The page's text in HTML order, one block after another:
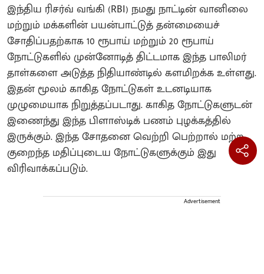
இந்திய ரிசர்வ் வங்கி (RBI) நமது நாட்டின் வானிலை
மற்றும் மக்களின் பயன்பாட்டுத் தன்மையைச்
சோதிப்பதற்காக 10 ரூபாய் மற்றும் 20 ரூபாய்
நோட்டுகளில் முன்னோடித் திட்டமாக இந்த பாலிமர்
தாள்களை அடுத்த நிதியாண்டில் களமிறக்க உள்ளது.
இதன் மூலம் காகித நோட்டுகள் உடனடியாக
முழுமையாக நிறுத்தப்படாது. காகித நோட்டுகளுடன்
இணைந்து இந்த பிளாஸ்டிக் பணம் புழக்கத்தில்
இருக்கும். இந்த சோதனை வெற்றி பெற்றால் மற்ற
குறைந்த மதிப்புடைய நோட்டுகளுக்கும் இது
விரிவாக்கப்படும்.
Advertisement